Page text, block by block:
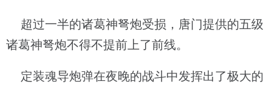
超过一半的诸葛神弩炮受损，唐门提供的五级
诸葛神弩炮不得不提前上了前线。
定装魂导炮弹在夜晚的战斗中发挥出了极大的